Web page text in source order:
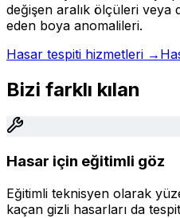
değişen aralık ölçüleri veya
eden boya anomalileri.
Hasar tespiti hizmetleri →
Bizi farklı kılan
Hasar için eğitimli göz
Eğitimli teknisyen olarak
kaçan gizli hasarları da